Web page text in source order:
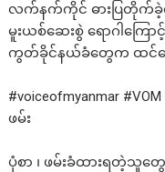
လက်နက်ကိုင် ဓားပြတိုက်
မူးယစ်ဆေးစွဲ ရောဂါကြ
ကွတ်ခိုင်နယ်ခံတွေက ထင်ကြ
#voiceofmyanmar #VOM
ဖမ်း
ပုံစာ ၊ ဖမ်းခံထားရတဲ့